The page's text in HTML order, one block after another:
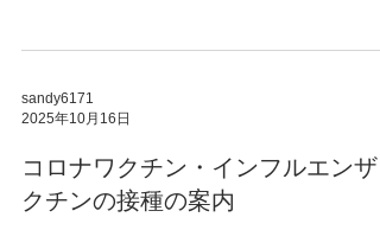
sandy6171
2025年10月16日
コロナワクチン・インフルエンザ
クチンの接種の案内